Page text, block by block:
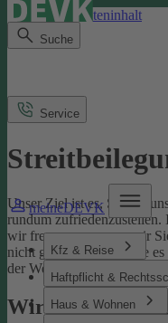
Direkt zum Seiteninhalt
Suche
meineDEVK
Kfz & Reise
Haftpflicht &
Haus & Wohnen
Service
Unser Ziel ist es, Sie mit
rundum
wir freuen uns, wenn wir
nicht gelingen, sagen Sie
der Welt geschafft werden.
Wir sind für Sie